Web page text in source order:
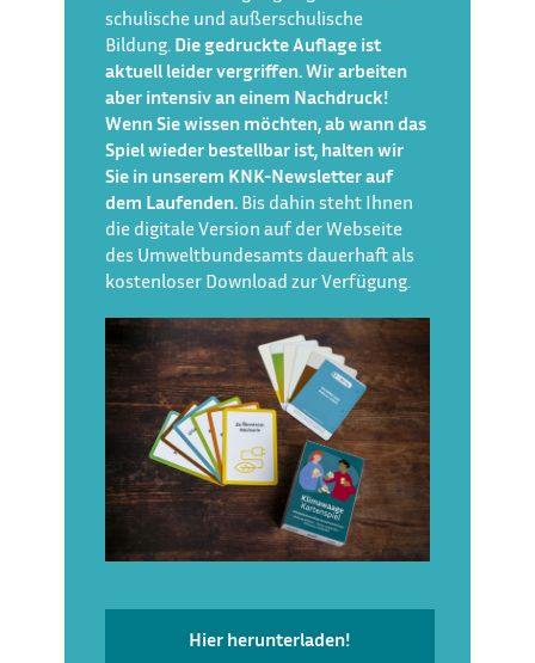
schulische und außerschulische
Bildung. Die gedruckte Auflage ist
aktuell leider vergriffen. Wir arbeiten
aber intensiv an einem Nachdruck!
Wenn Sie wissen möchten, ab wann das
Spiel wieder bestellbar ist, halten wir
Sie in unserem KNK-Newsletter auf
dem Laufenden.Bis dahin steht Ihnen
die digitale Version auf der Webseite
des Umweltbundesamts dauerhaft als
kostenloser Download zur Verfügung.
Hier herunterladen!